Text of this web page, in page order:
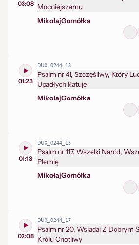
03:08 Mocniejszemu
MikołajGomółka
01:23
DUX_0244_18
Psalm nr 41, Szczęśliwy, Który
Upadłych Ratuje
MikołajGomółka
01:13
DUX_0244_13
Psalm nr 117, Wszelki Naród,
Plemię
MikołajGomółka
02:08
DUX_0244_17
Psalm nr 20, Wsiadaj Z Dobrym
Królu Cnotliwy